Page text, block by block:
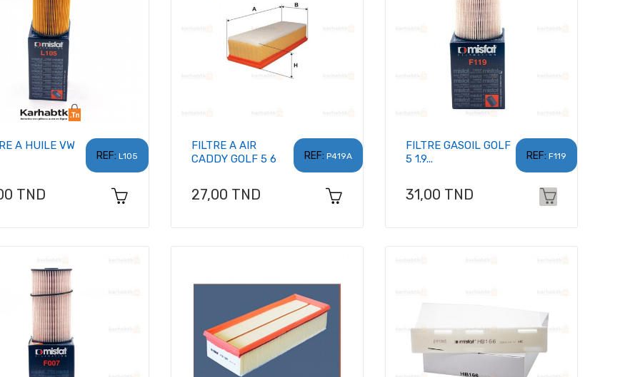
REF: L105
A HUILE VW
TND
REF: P419A
FILTRE A AIR
CADDY GOLF 5 6
Prix
27,00 TND
REF: F119
FILTRE GASOIL GOLF
5 1.9...
Prix
31,00 TND